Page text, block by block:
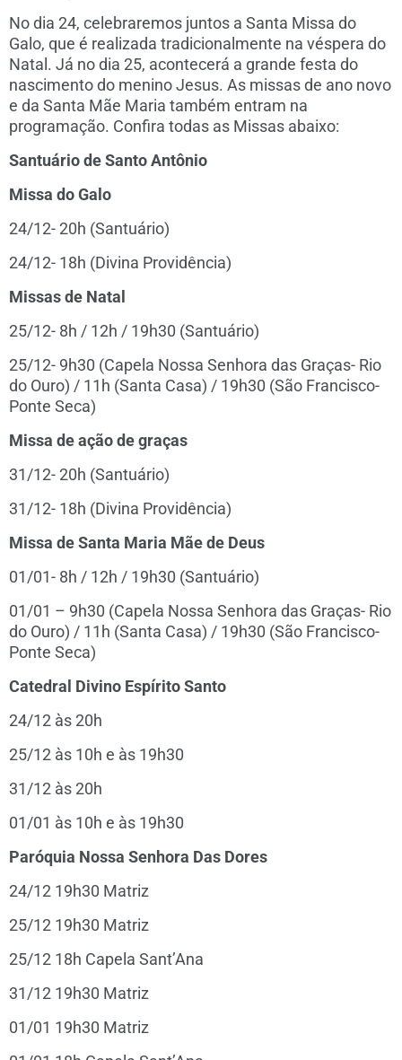
No dia 24, celebraremos juntos a Santa Missa do
Galo, que é realizada tradicionalmente na véspera do
Natal. Já no dia 25, acontecerá a grande festa do
nascimento do menino Jesus. As missas de ano novo
e da Santa Mãe Maria também entram na
programação. Confira todas as Missas abaixo:
Santuário de Santo Antônio
Missa do Galo
24/12- 20h (Santuário)
24/12- 18h (Divina Providência)
Missas de Natal
25/12- 8h / 12h / 19h30 (Santuário)
25/12- 9h30 (Capela Nossa Senhora das Graças- Rio
do Ouro) / 11h (Santa Casa) / 19h30 (São Francisco-
Ponte Seca)
Missa de ação de graças
31/12- 20h (Santuário)
31/12- 18h (Divina Providência)
Missa de Santa Maria Mãe de Deus
01/01- 8h / 12h / 19h30 (Santuário)
01/01 – 9h30 (Capela Nossa Senhora das Graças- Rio
do Ouro) / 11h (Santa Casa) / 19h30 (São Francisco-
Ponte Seca)
Catedral Divino Espírito Santo
24/12 às 20h
25/12 às 10h e às 19h30
31/12 às 20h
01/01 às 10h e às 19h30
Paróquia Nossa Senhora Das Dores
24/12 19h30 Matriz
25/12 19h30 Matriz
25/12 18h Capela Sant’Ana
31/12 19h30 Matriz
01/01 19h30 Matriz